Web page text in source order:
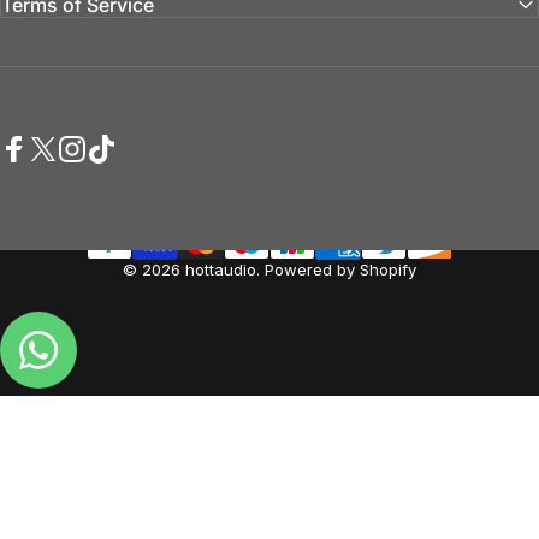
Terms of Service
© 2026 hottaudio. Powered by Shopify